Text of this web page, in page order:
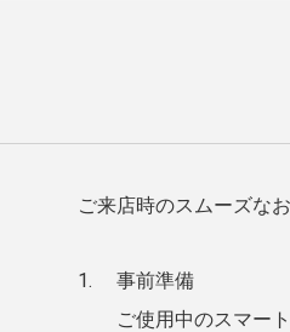
ご来店時のスムーズな
事前準備
ご使用中のスマー